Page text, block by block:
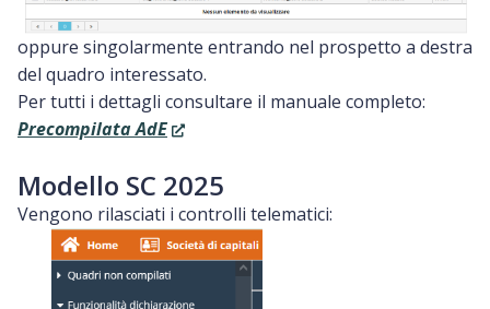
oppure singolarmente entrando nel prospetto a destra
del quadro interessato.
Per tutti i dettagli consultare il manuale completo:
Precompilata AdE
Modello SC 2025
Vengono rilasciati i controlli telematici: